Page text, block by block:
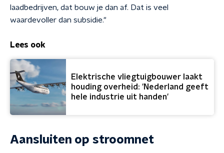
laadbedrijven, dat bouw je dan af. Dat is veel
waardevoller dan subsidie."
Lees ook
Elektrische vliegtuigbouwer laakt
houding overheid: 'Nederland geeft
hele industrie uit handen'
Aansluiten op stroomnet